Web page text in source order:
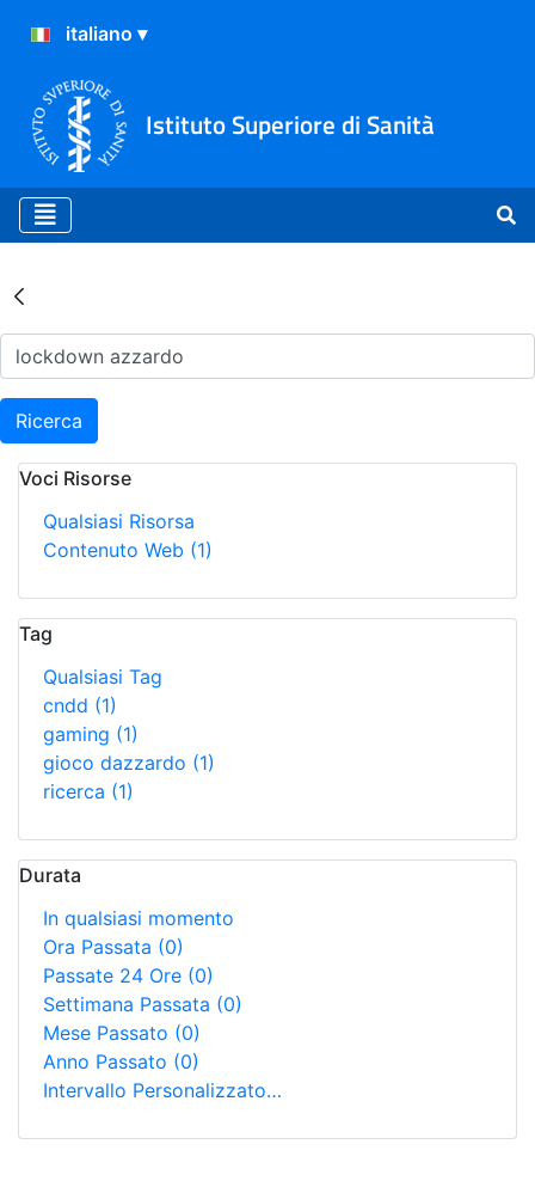
Istituto Superiore di Sanità
Risultati della Ricerca -
Ricerca
Voci Risorse
Qualsiasi Risorsa
Contenuto Web (1)
Tag
Qualsiasi Tag
cndd (1)
gaming (1)
gioco dazzardo (1)
ricerca (1)
Durata
In qualsiasi momento
Ora Passata (0)
Passate 24 Ore (0)
Settimana Passata (0)
Mese Passato (0)
Anno Passato (0)
Intervallo Personalizzato…